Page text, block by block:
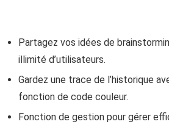
Partagez vos idées de
illimité d’utilisateurs.
Gardez une trace de l’historique
fonction de code couleur.
Fonction de gestion pour gérer